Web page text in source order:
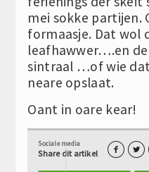
mei sokke partijen.
formaasje. Dat wol
leafhawwer….en
sintraal …of wie
neare opslaat.
Oant in oare
Sociale media
Share dit artikel  